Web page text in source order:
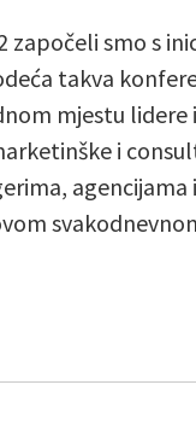
smo s
takva
mjestu
i